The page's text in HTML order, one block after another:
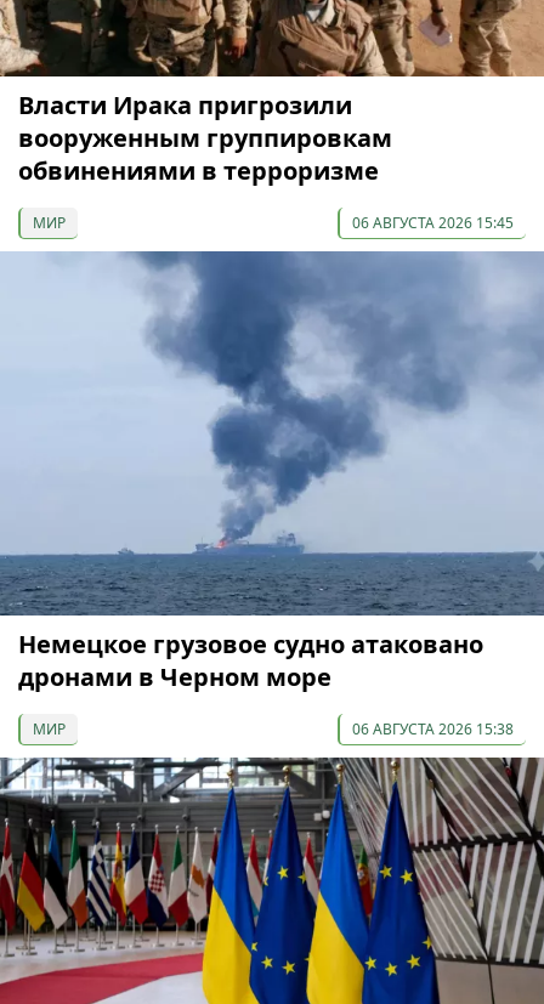
Власти Ирака пригрозили
вооруженным группировкам
обвинениями в терроризме
МИР 06 АВГУСТА 2026 15:45
Немецкое грузовое судно атаковано
дронами в Черном море
МИР 06 АВГУСТА 2026 15:38